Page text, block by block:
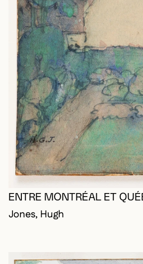
ENTRE MONTRÉAL ET
Jones, Hugh